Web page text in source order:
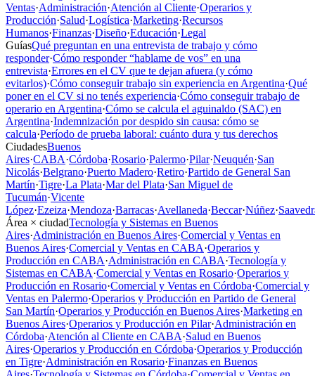
Ventas·Administración·Atención al Cliente·Operarios y
Producción·Salud·Logística·Marketing·Recursos
Humanos·Finanzas·Diseño·Educación·Legal
GuíasQué preguntan en una entrevista de trabajo y cómo
responder·Cómo responder “hablame de vos” en una
entrevista·Errores en el CV que te dejan afuera (y cómo
evitarlos)·Cómo conseguir trabajo sin experiencia en Argentina·Qué
poner en el CV si no tenés experiencia·Cómo conseguir trabajo de
operario en Argentina·Cómo se calcula el aguinaldo (SAC) en
Argentina·Indemnización por despido sin causa: cómo se
calcula·Período de prueba laboral: cuánto dura y tus derechos
CiudadesBuenos
Aires·CABA·Córdoba·Rosario·Palermo·Pilar·Neuquén·San
Nicolás·Belgrano·Puerto Madero·Retiro·Partido de General San
Martín·Tigre·La Plata·Mar del Plata·San Miguel de
Tucumán·Vicente
López·Ezeiza·Mendoza·Barracas·Avellaneda·Beccar·Núñez·
Área × ciudadTecnología y Sistemas en Buenos
Aires·Administración en Buenos Aires·Comercial y Ventas en
Buenos Aires·Comercial y Ventas en CABA·Operarios y
Producción en CABA·Administración en CABA·Tecnología y
Sistemas en CABA·Comercial y Ventas en Rosario·Operarios y
Producción en Rosario·Comercial y Ventas en Córdoba·Comercial y
Ventas en Palermo·Operarios y Producción en Partido de General
San Martín·Operarios y Producción en Buenos Aires·Marketing en
Buenos Aires·Operarios y Producción en Pilar·Administración en
Córdoba·Atención al Cliente en CABA·Salud en Buenos
Aires·Operarios y Producción en Córdoba·Operarios y Producción
en Tigre·Administración en Rosario·Finanzas en Buenos